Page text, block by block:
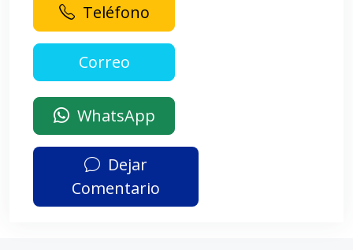
Teléfono
WhatsApp
Dejar
Comentario